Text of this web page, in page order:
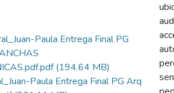
Paula Entrega Final PG
(194.64 MB)
Paula Entrega Final PG Arq